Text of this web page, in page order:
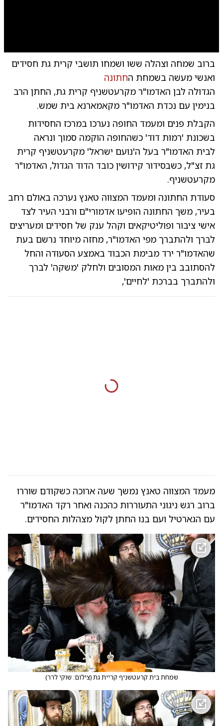
ברוב שמחה וצהלה ששו ושמחו תושבי קרית גת חסידים
ואנשי מעשה בשמחת החתונה
הגדולה לבן האדמו"ר מקרעטשניף קרית גת, החתן הרב
בנימין עם נכדת האדמו"ר מקאמארנא בית שמש.
הקבלת פנים ומעמד החופה נערכו במרכז החסידות
בשכונת 'רמות דוד' כשהחופה הוקמה סמוך ונראה
לבית האדמו"ר בעל ה'נועם ישראל' מקרעטשניף קרית
גת זצ"ל, כשבסידור קידושין כובד הדוד הגדול, האדמו"ר
מקרעטשניף.
סעודת החתונה ומעמד המצווה טאנץ נערכה באולם רחב
בעיר, משך החתונה הופיעו אדמורי"ם ורבני העיר לצד
אישי ציבור ופוליטיקאים וקהל ענק של חסידים ומעריצים
לברך ולהתברך מפי האדמו"ר, מחזה מיוחד נרשם בעת
שהאדמו"ר ירד מבימת הכבוד באמצע הסעודה והחל
להסתובב בין מאות המסובים ולחלק 'משקה' לברך
ולהתברך בברכת 'לחיים',
מעמד המצווה טאנץ נמשך שעה ארוכה כשקודם שוררו
ברוב רגש ניגוני התעוררות כהכנה ואחר רקד האדמו"ר
עם הגארטיל ועם בנו החתן לקול מצהלות החסידים.
שמחת בית קרעטשניף קריית גת(צילום: שוקי לרר)